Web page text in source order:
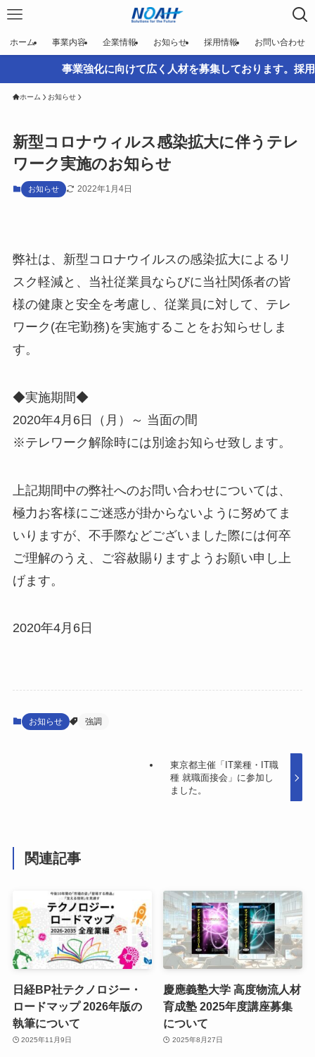
ホーム 事業内容 企業情報 お知らせ 採用情報 お問い合わせ
事業強化に向けて広く人材を募集しております。採用
ホーム お知らせ
新型コロナウィルス感染拡大に伴うテレ
ワーク実施のお知らせ
お知らせ 2022年1月4日
弊社は、新型コロナウイルスの感染拡大によるリ
スク軽減と、当社従業員ならびに当社関係者の皆
様の健康と安全を考慮し、従業員に対して、テレ
ワーク(在宅勤務)を実施することをお知らせしま
す。
◆実施期間◆
2020年4月6日（月）～ 当面の間
※テレワーク解除時には別途お知らせ致します。
上記期間中の弊社へのお問い合わせについては、
極力お客様にご迷惑が掛からないように努めてま
いりますが、不手際などございました際には何卒
ご理解のうえ、ご容赦賜りますようお願い申し上
げます。
2020年4月6日
お知らせ 強調
東京都主催「IT業種・IT職
種 就職面接会」に参加し
ました。
関連記事
日経BP社テクノロジー・
ロードマップ 2026年版の
執筆について
2025年11月9日
慶應義塾大学 高度物流人材
育成塾 2025年度講座募集
について
2025年8月27日